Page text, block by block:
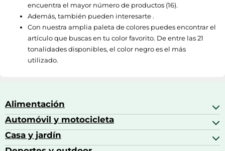
encuentra el mayor número de productos (16).
Además, también pueden interesarte .
Con nuestra amplia paleta de colores puedes encontrar el
artículo que buscas en tu color favorito. De entre las 21
tonalidades disponibles, el color negro es el más
utilizado.
Alimentación
Bebidas
Bebidas espirituosas
Brandy
Automóvil y motocicleta
Accesorios para coche
Aceite de motor y manutención
Casa y jardín